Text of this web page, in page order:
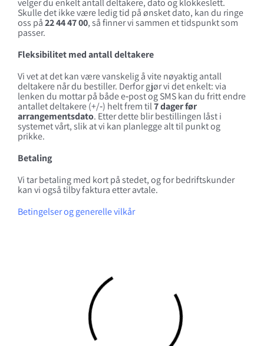
Skulle det ikke være ledig tid på ønsket dato, kan du ringe
oss på22 44 47 00, så finner vi sammen et tidspunkt som
passer.
Fleksibilitet med antall deltakere
Vi vet at det kan være vanskelig å vite nøyaktig antall
deltakere når du bestiller. Derfor gjør vi det enkelt: via
lenken du mottar på både e‑post og SMS kan du fritt endre
antallet deltakere (+/‑) helt frem til7 dager før
arrangementsdato. Etter dette blir bestillingen låst i
systemet vårt, slik at vi kan planlegge alt til punkt og
prikke.
Betaling
Vi tar betaling med kort på stedet, og for bedriftskunder
kan vi også tilby faktura etter avtale.
Betingelser og generelle vilkår